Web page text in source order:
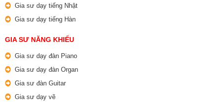
Gia sư dạy tiếng Nhật
Gia sư dạy tiếng Hàn
GIA SƯ NĂNG KHIẾU
Gia sư dạy đàn Piano
Gia sư dạy đàn Organ
Gia sư đàn Guitar
Gia sư dạy vẽ